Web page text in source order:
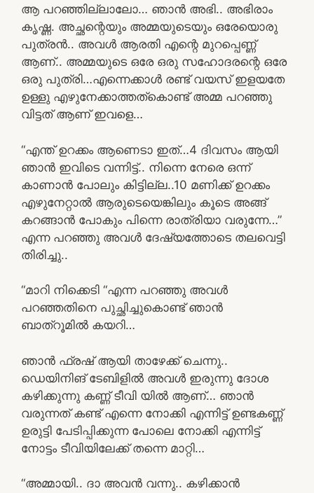
ആ പറഞ്ഞില്ലാലോ… ഞാൻ അഭി.. അഭിരാം
കൃഷ്ണ. അച്ഛന്റെയും അമ്മയുടെയും ഒരേയൊരു
പുത്രൻ.. അവൾ ആരതി എന്റെ മുറപ്പെണ്ണ്
ആണ്.. അമ്മയുടെ ഒരേ ഒരു സഹോദരന്റെ ഒരേ
ഒരു പുത്രി…എന്നെക്കാൾ രണ്ട് വയസ് ഇളയതേ
ഉള്ളു എഴുനേക്കാത്തത്കൊണ്ട് അമ്മ പറഞ്ഞു
വിട്ടത് ആണ് ഇവളെ…
“എന്ത് ഉറക്കം ആണെടാ ഇത്…4 ദിവസം ആയി
ഞാൻ ഇവിടെ വന്നിട്ട്.. നിന്നെ നേരെ ഒന്ന്
കാണാൻ പോലും കിട്ടില്ല..10 മണിക്ക് ഉറക്കം
എഴുനേറ്റാൽ ആരുടെയെങ്കിലും കൂടെ അങ്ങ്
കറങ്ങാൻ പോകും പിന്നെ രാത്രിയാ വരുന്നേ…”
എന്ന പറഞ്ഞു അവൾ ദേഷ്യത്തോടെ തലവെട്ടി
തിരിച്ചു..
“മാറി നിക്കെടി “എന്ന പറഞ്ഞു അവൾ
പറഞ്ഞതിനെ പുച്ഛിച്ചുകൊണ്ട് ഞാൻ
ബാത്‌റൂമിൽ കയറി…
ഞാൻ ഫ്രഷ് ആയി താഴേക്ക് ചെന്നു..
ഡെയിനിങ് ടേബിളിൽ അവൾ ഇരുന്നു ദോശ
കഴിക്കുന്നു കണ്ണ് ടീവി യിൽ ആണ്… ഞാൻ
വരുന്നത് കണ്ട് എന്നെ നോക്കി എന്നിട്ട് ഉണ്ടകണ്ണ്
ഉരുട്ടി പേടിപ്പിക്കുന്ന പോലെ നോക്കി എന്നിട്ട്
നോട്ടം ടീവിയിലേക്ക് തന്നെ മാറ്റി…
“അമ്മായി.. ദാ അവൻ വന്നു.. കഴിക്കാൻ